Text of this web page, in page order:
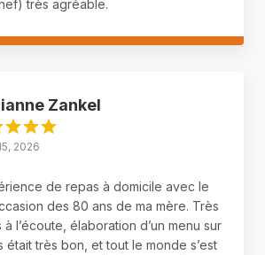
très agréable.
Zankel
2026
de repas à domicile avec le
des 80 ans de ma mère. Très
l’écoute, élaboration d’un menu sur
était très bon, et tout le monde s’est